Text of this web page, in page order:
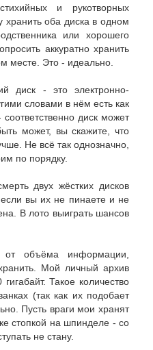
и рукотворных
хранить оба диска в одном
или хорошего
аккуратно хранить
месте. Это - идеально.
диск - это электронно-
словами в нём есть как
диск может
может, вы скажите, что
Не всё так однозначно,
по порядку.
двух жёстких дисков
вы их не пинаете и не
В лото выиграть шансов
от объёма информации,
Мой личный архив
Такое количество
(так как их подобает
Пусть враги мои хранят
стопкой на шпинделе - со
не стану.